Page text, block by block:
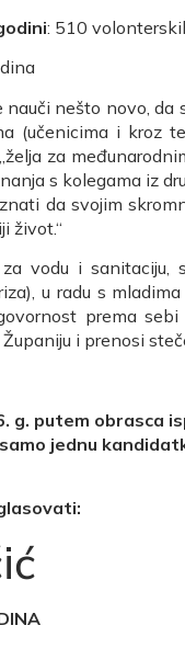
: 510
nauči nešto novo,
(učenicima i kroz
za
s kolegama iz
da svojim
život.“
vodu i sanitaciju,
u radu s
prema
i prenosi
g. putem obrasca
jednu